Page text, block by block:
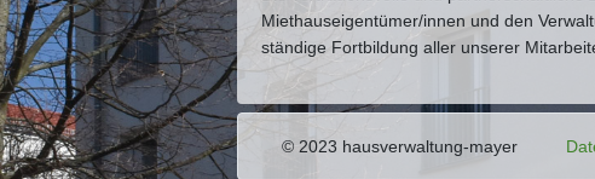
Miethauseigentümer/innen und den
ständige Fortbildung aller unserer
© 2023 hausverwaltung-mayer